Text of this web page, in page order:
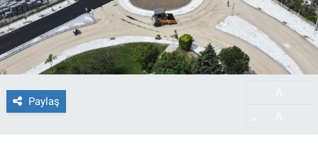
Paylaş
Haber Arşivi